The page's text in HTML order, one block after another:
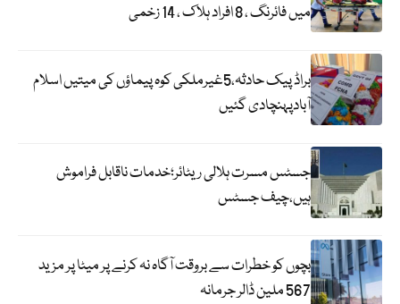
میں فائرنگ ، 8 افراد ہلاک ، 14 زخمی
براڈ پیک حادثہ،5غیرملکی کوہ پیماؤں کی میتیں اسلام
آبادپہنچادی گئیں
جسٹس مسرت ہلالی ریٹائر؛خدمات ناقابل فراموش
ہیں،چیف جسٹس
بچوں کو خطرات سے بروقت آگاہ نہ کرنے پر میٹا پر مزید
567 ملین ڈالر جرمانہ